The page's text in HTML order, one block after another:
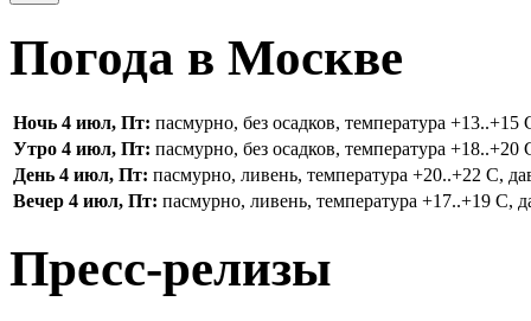
Погода в Москве
Ночь 4 июл, Пт: пасмурно, без осадков, температура
Утро 4 июл, Пт: пасмурно, без осадков, температура
День 4 июл, Пт: пасмурно, ливень, температура +20..+22 С,
Вечер 4 июл, Пт: пасмурно, ливень, температура +17..+19 С,
Пресс-релизы